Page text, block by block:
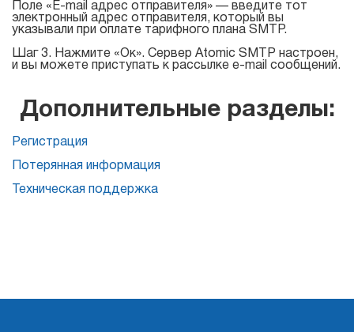
Поле «E-mail адрес отправителя» — введите тот
электронный адрес отправителя, который вы
указывали при оплате тарифного плана SMTP.
Шаг 3. Нажмите «Ок». Сервер Atomic SMTP настроен,
и вы можете приступать к рассылке e-mail сообщений.
Дополнительные разделы:
Регистрация
Потерянная информация
Техническая поддержка